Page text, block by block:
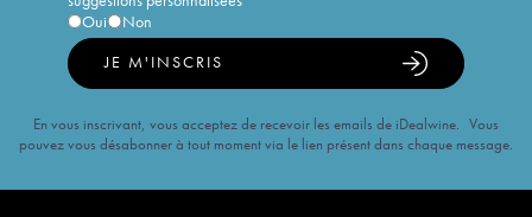
Oui
Non
JE M'INSCRIS
En vous inscrivant, vous acceptez de recevoir les emails de iDealwine. Vous
pouvez vous désabonner à tout moment via le lien présent dans chaque message.